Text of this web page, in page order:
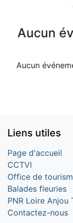
Aucun
Aucun
Liens utiles
Page d'accueil
CCTVI
Office de
Balades fleuries
PNR Loire Anjou
Contactez-nous